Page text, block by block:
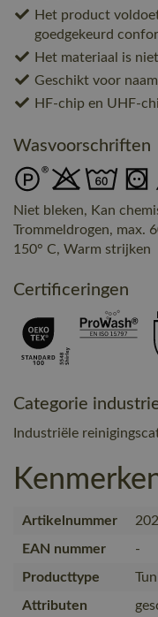
Het product
goedgekeurd
Het materiaal is
Geschikt voor
HF-chip en UHF-
Wasvoorschriften
Niet bleken, Kan
Trommeldrogen, max.
150° C, Warm strijken
Certificeringen
Categorie
Industriële
Artikelnummer
EAN nummer
-
Producttype
Attributen